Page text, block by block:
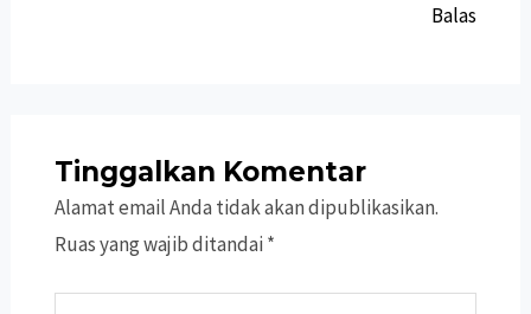
Balas
Tinggalkan Komentar
Alamat email Anda tidak akan dipublikasikan.
Ruas yang wajib ditandai *